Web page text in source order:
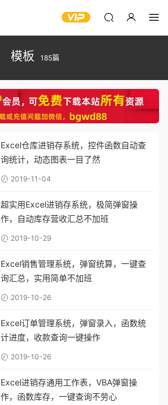
模板 185篇
Excel仓库进销存系统，控件函数自动查
询统计，动态图表一目了然
2019-11-04
超实用Excel进销存系统，极简弹窗操
作，自动库存营收汇总不加班
2019-10-29
Excel销售管理系统，弹窗统算，一键查
询汇总，实用简单不加班
2019-10-26
Excel订单管理系统，弹窗录入，函数统
计进度，收款查询一键操作
2019-10-26
Excel进销存通用工作表，VBA弹窗操
作，函数库存，一键查询不劳心